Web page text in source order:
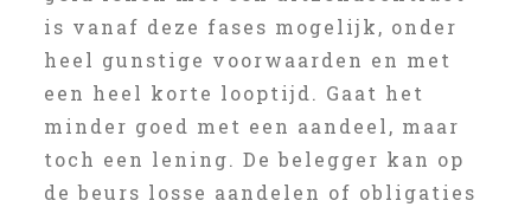
is vanaf deze fases mogelijk, onder
heel gunstige voorwaarden en met
een heel korte looptijd. Gaat het
minder goed met een aandeel, maar
toch een lening. De belegger kan op
de beurs losse aandelen of obligaties